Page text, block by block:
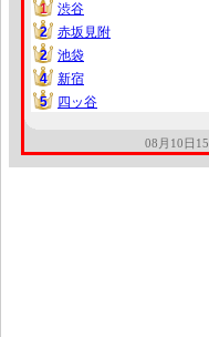
1
1
渋谷
2
2
赤坂見附
2
2
池袋
4
4
新宿
5
5 四ッ谷
08月10日